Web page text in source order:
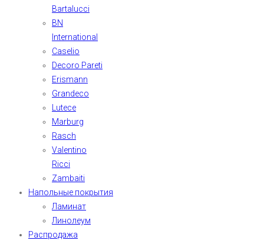
Bartalucci
BN
International
Caselio
Decoro Pareti
Erismann
Grandeco
Lutece
Marburg
Rasch
Valentino
Ricci
Zambaiti
Напольные покрытия
Ламинат
Линолеум
Распродажа